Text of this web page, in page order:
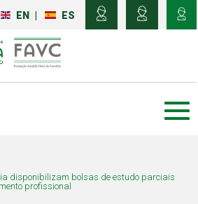
EN ES
disponibilizam bolsas de estudo parciais
profissional